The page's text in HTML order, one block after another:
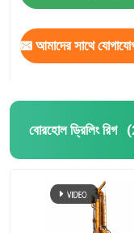
আমাদের সাথে
বোরহোল ড্রিলিং রিগ